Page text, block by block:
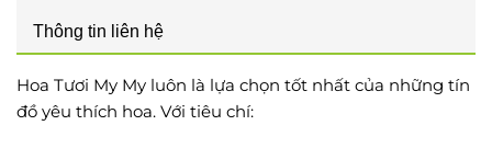
Thông tin liên hệ
Hoa Tươi My My luôn là lựa chọn tốt nhất của những tín
đồ yêu thích hoa. Với tiêu chí: